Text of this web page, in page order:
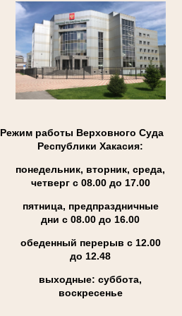
Режим работы Верховного Суда
Республики Хакасия:
понедельник, вторник, среда,
четверг с 08.00 до 17.00
пятница, предпраздничные
дни с 08.00 до 16.00
обеденный перерыв с 12.00
до 12.48
выходные: суббота,
воскресенье